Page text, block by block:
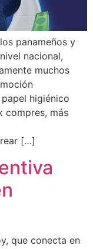
panameños y
nacional,
muchos
higiénico
compres, más
[…]
que conecta en